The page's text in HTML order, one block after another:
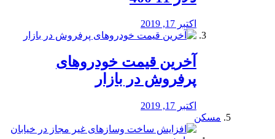
اکتبر 17, 2019
آخرین قیمت خودرو‌های
پرفروش در بازار
اکتبر 17, 2019
مسکن